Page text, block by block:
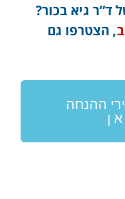
ד”ר גיא בכור?
, הצטרפו גם
ההנחה
ן